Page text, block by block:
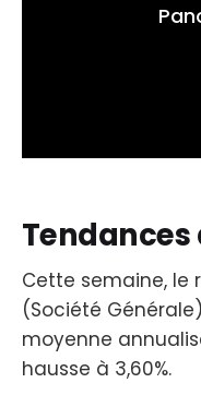
Tendances
Cette semaine, le
(Société
moyenne
hausse à 3,60%.